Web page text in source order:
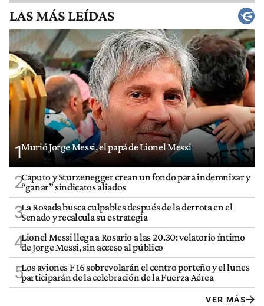
LAS MÁS LEÍDAS
1Murió Jorge Messi, el papá de Lionel Messi
2Caputo y Sturzenegger crean un fondo para indemnizar y
“ganar” sindicatos aliados
3La Rosada busca culpables después de la derrota en el
Senado y recalcula su estrategia
4Lionel Messi llega a Rosario a las 20.30: velatorio íntimo
de Jorge Messi, sin acceso al público
5Los aviones F 16 sobrevolarán el centro porteño y el lunes
participarán de la celebración de la Fuerza Aérea
VER MÁS